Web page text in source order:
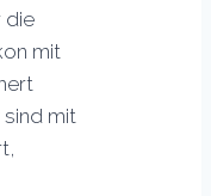
die
mit
sind mit